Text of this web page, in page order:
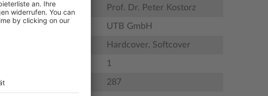
Autor Prof. Dr. Peter Kostorz
Verlag UTB GmbH
Hardcover, Softcover
1
Seitenzahl 287